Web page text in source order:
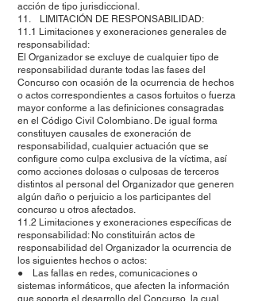
acción de tipo jurisdiccional.
11. LIMITACIÓN DE RESPONSABILIDAD:
11.1 Limitaciones y exoneraciones generales de
responsabilidad:
El Organizador se excluye de cualquier tipo de
responsabilidad durante todas las fases del
Concurso con ocasión de la ocurrencia de hechos
o actos correspondientes a casos fortuitos o fuerza
mayor conforme a las definiciones consagradas
en el Código Civil Colombiano. De igual forma
constituyen causales de exoneración de
responsabilidad, cualquier actuación que se
configure como culpa exclusiva de la víctima, así
como acciones dolosas o culposas de terceros
distintos al personal del Organizador que generen
algún daño o perjuicio a los participantes del
concurso u otros afectados.
11.2 Limitaciones y exoneraciones específicas de
responsabilidad: No constituirán actos de
responsabilidad del Organizador la ocurrencia de
los siguientes hechos o actos:
● Las fallas en redes, comunicaciones o
sistemas informáticos, que afecten la información
que soporta el desarrollo del Concurso, la cual